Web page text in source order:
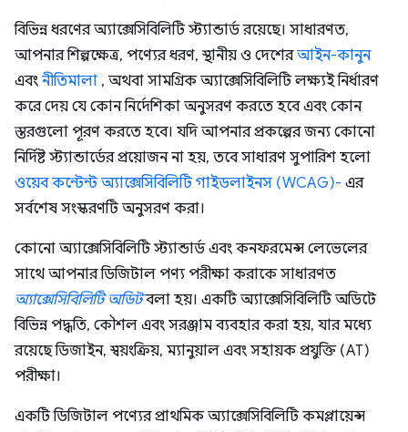
বিভিন্ন ধরণের অ্যাক্সেসিবিলিটি স্ট্যান্ডার্ড রয়েছে। সাধারণত,
আপনার শিল্পক্ষেত্র, পণ্যের ধরণ, স্থানীয় ও দেশেরআইন-কানুন
এবং নীতিমালা , অথবা সামগ্রিক অ্যাক্সেসিবিলিটি লক্ষ্যই নির্ধারণ
করে দেয় যে কোন নির্দেশিকা অনুসরণ করতে হবে এবং কোন
স্তরগুলো পূরণ করতে হবে। যদি আপনার প্রকল্পের জন্য কোনো
নির্দিষ্ট স্ট্যান্ডার্ডের প্রয়োজন না হয়, তবে সাধারণ সুপারিশ হলো
ওয়েব কন্টেন্ট অ্যাক্সেসিবিলিটি গাইডলাইনস (WCAG)- এর
সর্বশেষ সংস্করণটি অনুসরণ করা।
কোনো অ্যাক্সেসিবিলিটি স্ট্যান্ডার্ড এবং কনফরমেন্স লেভেলের
সাথে আপনার ডিজিটাল পণ্য পরীক্ষা করাকে সাধারণত
অ্যাক্সেসিবিলিটি অডিটবলা হয়। একটি অ্যাক্সেসিবিলিটি অডিটে
বিভিন্ন পদ্ধতি, কৌশল এবং সরঞ্জাম ব্যবহার করা হয়, যার মধ্যে
রয়েছে ডিজাইন, স্বয়ংক্রিয়, ম্যানুয়াল এবং সহায়ক প্রযুক্তি (AT)
পরীক্ষা।
একটি ডিজিটাল পণ্যের প্রাথমিক অ্যাক্সেসিবিলিটি কমপ্লায়েন্স